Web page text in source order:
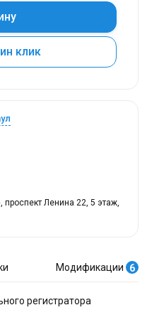
в один клик
проспект Ленина 22, 5 этаж,
Модификации 6
регистратора